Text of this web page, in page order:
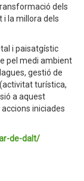
dels
i la millora dels
i paisatgístic
pel medi ambient
gestió de
turística,
a aquest
iniciades
de-dalt/